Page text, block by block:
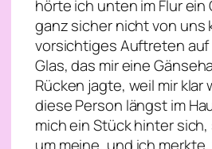
hörte ich unten im Flur ein
ganz sicher nicht von uns
vorsichtiges Auftreten
Glas, das mir eine
Rücken jagte, weil mir klar
diese Person längst im
mich ein Stück hinter